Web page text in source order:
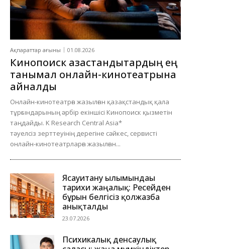
Ақпараттар ағыны 01.08.2026
Кинопоиск қазақстандықтардың ең
танымал онлайн-кинотеатрына
айналды
Онлайн-кинотеатрға жазылған қазақстандық қала
тұрғындарының әрбір екіншісі Кинопоиск қызметін
таңдайды. K Research Central Asia*
тәуелсіз зерттеуінің дерегіне сәйкес, сервисті
онлайн-кинотеатрларға жазылған...
Ясауитану ғылымындағы
тарихи жаңалық: Ресейден
бұрын белгісіз қолжазба
анықталды
23.07.2026
Психикалық денсаулық